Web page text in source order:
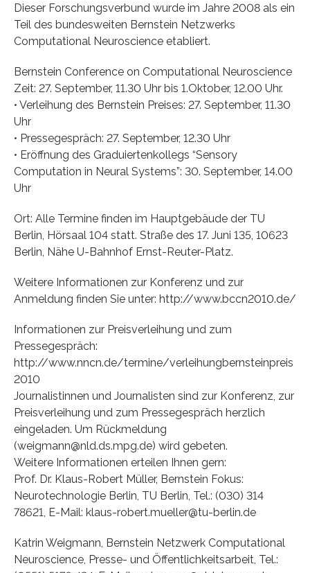
Dieser Forschungsverbund wurde im Jahre 2008 als ein
Teil des bundesweiten Bernstein Netzwerks
Computational Neuroscience etabliert.
Bernstein Conference on Computational Neuroscience
Zeit: 27. September, 11.30 Uhr bis 1.Oktober, 12.00 Uhr.
• Verleihung des Bernstein Preises: 27. September, 11.30
Uhr
• Pressegespräch: 27. September, 12.30 Uhr
• Eröffnung des Graduiertenkollegs “Sensory
Computation in Neural Systems”: 30. September, 14.00
Uhr
Ort: Alle Termine finden im Hauptgebäude der TU
Berlin, Hörsaal 104 statt. Straße des 17. Juni 135, 10623
Berlin, Nähe U-Bahnhof Ernst-Reuter-Platz.
Weitere Informationen zur Konferenz und zur
Anmeldung finden Sie unter: http://www.bccn2010.de/
Informationen zur Preisverleihung und zum
Pressegespräch:
http://www.nncn.de/termine/verleihungbernsteinpreis
2010
Journalistinnen und Journalisten sind zur Konferenz, zur
Preisverleihung und zum Pressegespräch herzlich
eingeladen. Um Rückmeldung
(weigmann@nld.ds.mpg.de) wird gebeten.
Weitere Informationen erteilen Ihnen gern:
Prof. Dr. Klaus-Robert Müller, Bernstein Fokus:
Neurotechnologie Berlin, TU Berlin, Tel.: (030) 314
78621, E-Mail: klaus-robert.mueller@tu-berlin.de
Katrin Weigmann, Bernstein Netzwerk Computational
Neuroscience, Presse- und Öffentlichkeitsarbeit, Tel.: